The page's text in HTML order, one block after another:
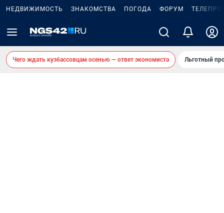
НЕДВИЖИМОСТЬ ЗНАКОМСТВА ПОГОДА ФОРУМ
Чего ждать кузбассовцам осенью — ответ экономиста Льготный